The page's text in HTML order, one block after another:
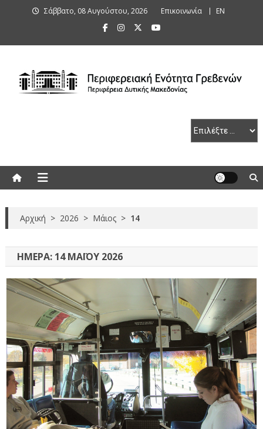
Σάββατο, 08 Αυγούστου, 2026 Επικοινωνία ΕΝ
Αρχική > 2026 > Μάιος > 14
ΗΜΈΡΑ: 14 ΜΑΪ́ΟΥ 2026